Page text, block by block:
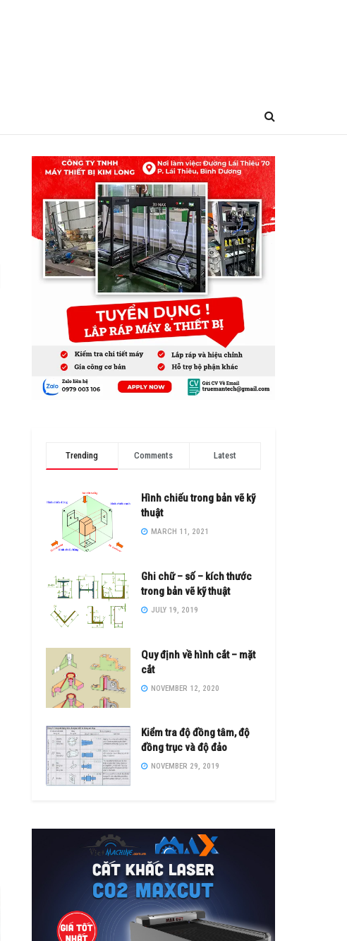
Trending Comments Latest
Hình chiếu trong bản vẽ kỹ
thuật
MARCH 11, 2021
Ghi chữ – số – kích thước
trong bản vẽ kỹ thuật
JULY 19, 2019
Quy định về hình cắt – mặt
cắt
NOVEMBER 12, 2020
Kiểm tra độ đồng tâm, độ
đồng trục và độ đảo
NOVEMBER 29, 2019